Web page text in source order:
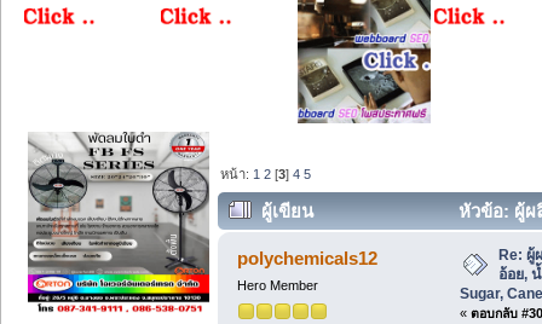
หน้า: 1 2 [3]4 5
ผู้เขียน
หัวข้อ: ผู้ผ
Sugar, Cane Sugar ราคาส่ง (อ่าน 365
polychemicals12
Hero Member
Re:
อ้อย,
Sugar,
« ตอบกลับ